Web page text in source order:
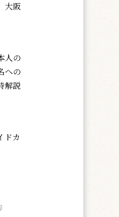
大阪
人の
への
解説
ドカ